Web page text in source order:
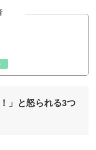
」と怒られる3つ